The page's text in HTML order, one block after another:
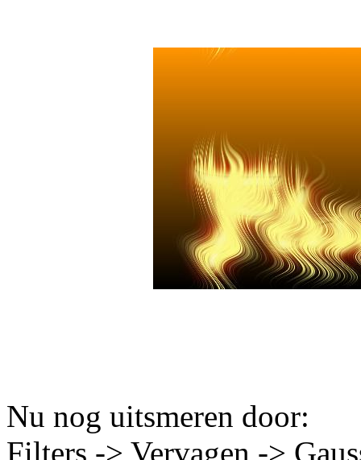
Nu nog uitsmeren door:
Filters -> Vervagen ->